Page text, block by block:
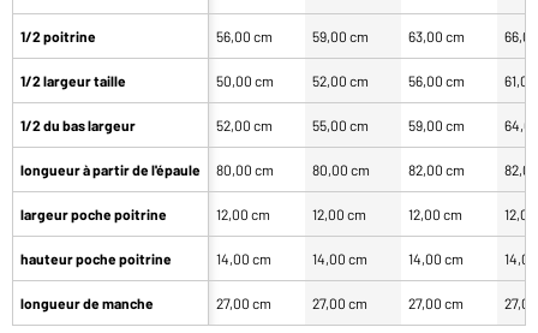
1/2 poitrine
1/2 largeur taille
1/2 du bas largeur
longueur à partir de l'épaule
largeur poche poitrine
hauteur poche poitrine
longueur de manche
56,00 cm 59,00 cm 63,00 cm
50,00 cm 52,00 cm 56,00 cm
52,00 cm 55,00 cm 59,00 cm
80,00 cm 80,00 cm 82,00 cm
12,00 cm 12,00 cm 12,00 cm
14,00 cm 14,00 cm 14,00 cm
27,00 cm 27,00 cm 27,00 cm